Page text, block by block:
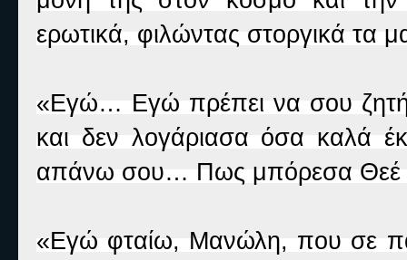
ερωτικά, φιλώντας στοργικά τα
«Εγώ… Εγώ πρέπει να σου
και δεν λογάριασα όσα καλά
απάνω σου… Πως μπόρεσα Θεέ
«Εγώ φταίω, Μανώλη, που σε